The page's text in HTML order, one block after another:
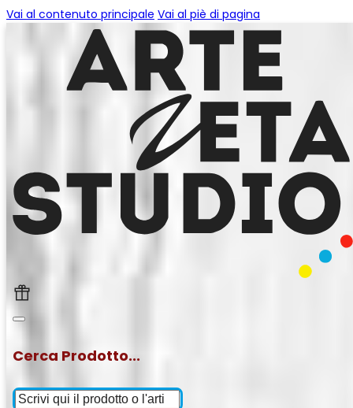
Vai al contenuto principale Vai al piè di pagina
Cerca Prodotto...
Cerca